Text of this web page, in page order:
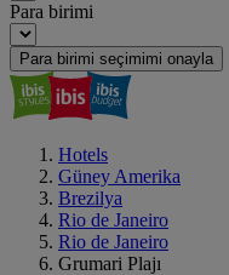
Para birimi
Para birimi seçimimi onayla
Hotels
Güney Amerika
Brezilya
Rio de Janeiro
Rio de Janeiro
Grumari Plajı